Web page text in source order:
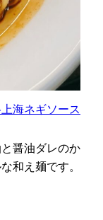
海ネギソース
醤油ダレのか
和え麺です。